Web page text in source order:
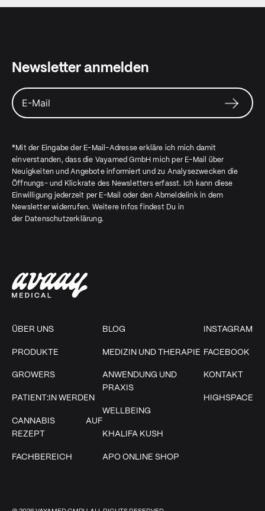
ÜBER UNS
PRODUKTE
GROWERS
PATIENT:IN WERDEN
CANNABIS AUF
REZEPT
FACHBEREICH
BLOG
MEDIZIN UND THERAPIE
ANWENDUNG UND
PRAXIS
WELLBEING
KHALIFA KUSH
APO ONLINE SHOP
INSTAGRAM
FACEBOOK
KONTAKT
HIGHSPACE
Newsletter anmelden
*Mit der Eingabe der E-Mail-Adresse erkläre ich mich damit
einverstanden, dass die Vayamed GmbH mich per E-Mail über
Neuigkeiten und Angebote informiert und zu Analysezwecken die
Öffnungs- und Klickrate des Newsletters erfasst. Ich kann diese
Einwilligung jederzeit per E-Mail oder den Abmeldelink in dem
Newsletter widerrufen. Weitere Infos findest Du in
der Datenschutzerklärung.